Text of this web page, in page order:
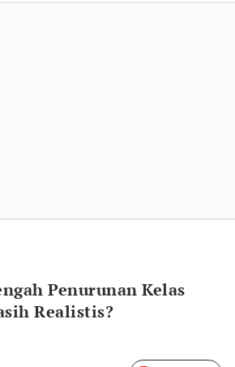
Penurunan Kelas
Realistis?